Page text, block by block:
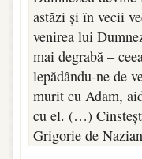
astăzi și în vecii
venirea lui
mai degrabă –
lepădându‑ne de
murit cu Adam,
cu el. (…)
Grigorie de